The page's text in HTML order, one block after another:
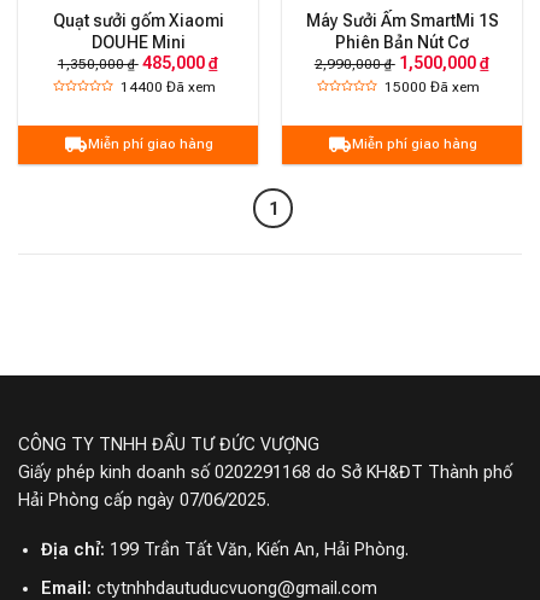
Quạt sưởi gốm Xiaomi
DOUHE Mini
1,350,000 ₫ 485,000 ₫
14400Đã xem
Miễn phí giao hàng
Máy Sưởi Ấm SmartMi 1S
Phiên Bản Nút Cơ
2,990,000 ₫ 1,500,000 ₫
15000Đã xem
Miễn phí giao hàng
1
CÔNG TY TNHH ĐẦU TƯ ĐỨC VƯỢNG
Giấy phép kinh doanh số 0202291168 do Sở KH&ĐT Thành phố
Hải Phòng cấp ngày 07/06/2025.
Địa chỉ: 199 Trần Tất Văn, Kiến An, Hải Phòng.
Email: ctytnhhdautuducvuong@gmail.com